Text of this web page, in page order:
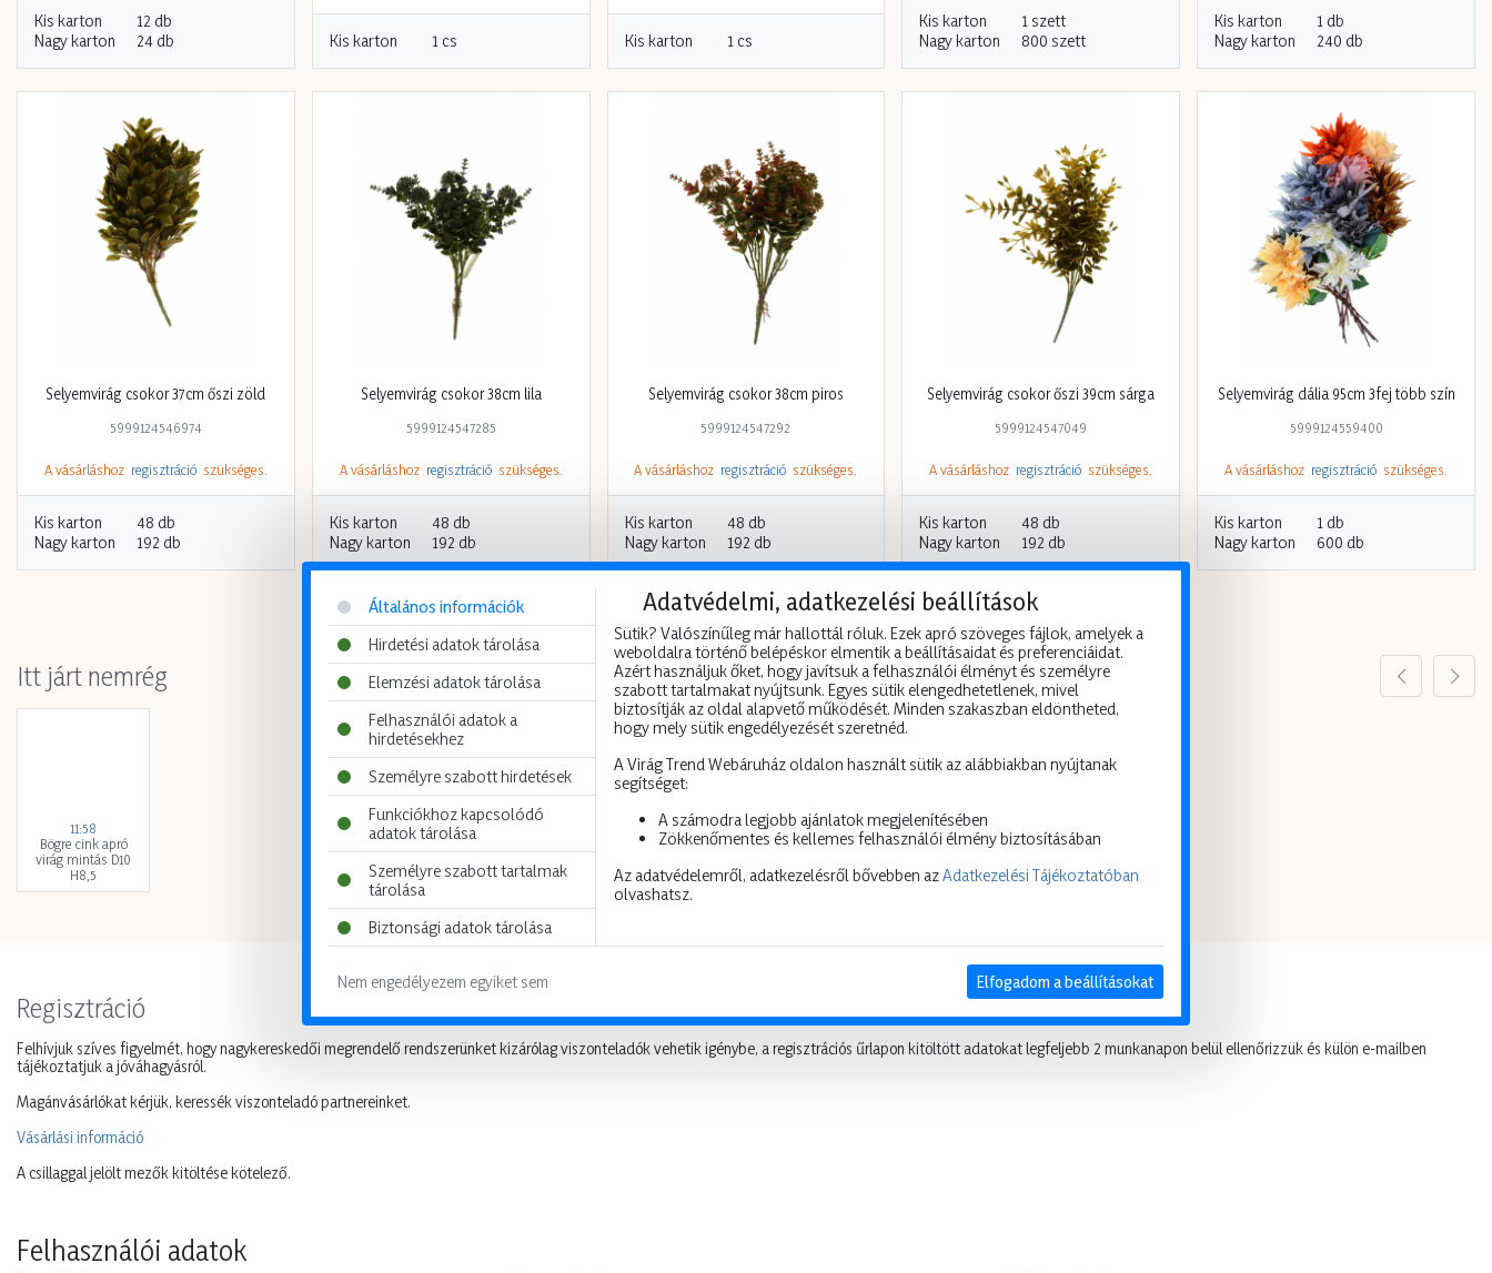
Kis karton
12 db
Nagy karton
24 db Kis karton 1 cs Kis karton 1 cs
Kis karton
1 szett
Nagy karton
800 szett
Kis karton
1 db
Nagy karton
240 db
Selyemvirág csokor 37cm őszi zöld
5999124546974
A vásárláshoz regisztrációszükséges.
Kis karton
48 db
Nagy karton
192 db
Selyemvirág csokor 38cm lila
5999124547285
A vásárláshoz regisztrációszükséges.
Kis karton
48 db
Nagy karton
192 db
Selyemvirág csokor 38cm piros
5999124547292
A vásárláshoz regisztráció szükséges.
Kis karton
48 db
Nagy karton
192 db
Selyemvirág csokor őszi 39cm sárga
5999124547049
A vásárláshoz regisztráció szükséges.
Kis karton
48 db
Nagy karton
192 db
Selyemvirág dália 95cm 3fej több szín
5999124559400
A vásárláshoz regisztráció szükséges.
Kis karton
1 db
Nagy karton
600 db
Itt járt nemrég
11:58
Bögre cink apró
virág mintás D10
H8,5
Regisztráció
Felhívjuk szíves figyelmét, hogy nagykereskedői megrendelő rendszerünket kizárólag viszonteladók vehetik igénybe, a regisztrációs űrlapon kitöltött adatokat legfeljebb 2 munkanapon belül ellenőrizzük és külön e-mailben
tájékoztatjuk a jóváhagyásról.
Magánvásárlókat kérjük, keressék viszonteladó partnereinket.
Vásárlási információ
A csillaggal jelölt mezők kitöltése kötelező.
Felhasználói adatok
Általános információk
Hirdetési adatok tárolása
Elemzési adatok tárolása
Felhasználói adatok a
hirdetésekhez
Személyre szabott hirdetések
Funkciókhoz kapcsolódó
adatok tárolása
Személyre szabott tartalmak
tárolása
Biztonsági adatok tárolása
Adatvédelmi, adatkezelési beállítások
Sütik? Valószínűleg már hallottál róluk. Ezek apró szöveges fájlok, amelyek a
weboldalra történő belépéskor elmentik a beállításaidat és preferenciáidat.
Azért használjuk őket, hogy javítsuk a felhasználói élményt és személyre
szabott tartalmakat nyújtsunk. Egyes sütik elengedhetetlenek, mivel
biztosítják az oldal alapvető működését. Minden szakaszban eldöntheted,
hogy mely sütik engedélyezését szeretnéd.
A Virág Trend Webáruház oldalon használt sütik az alábbiakban nyújtanak
segítséget:
A számodra legjobb ajánlatok megjelenítésében
Zökkenőmentes és kellemes felhasználói élmény biztosításában
Az adatvédelemről, adatkezelésről bővebben azAdatkezelési Tájékoztatóban
olvashatsz.
Nem engedélyezem egyiket sem Elfogadom a beállításokat